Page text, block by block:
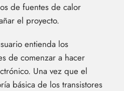
de fuentes de calor
el proyecto.
entienda los
de comenzar a hacer
Una vez que el
básica de los transistores